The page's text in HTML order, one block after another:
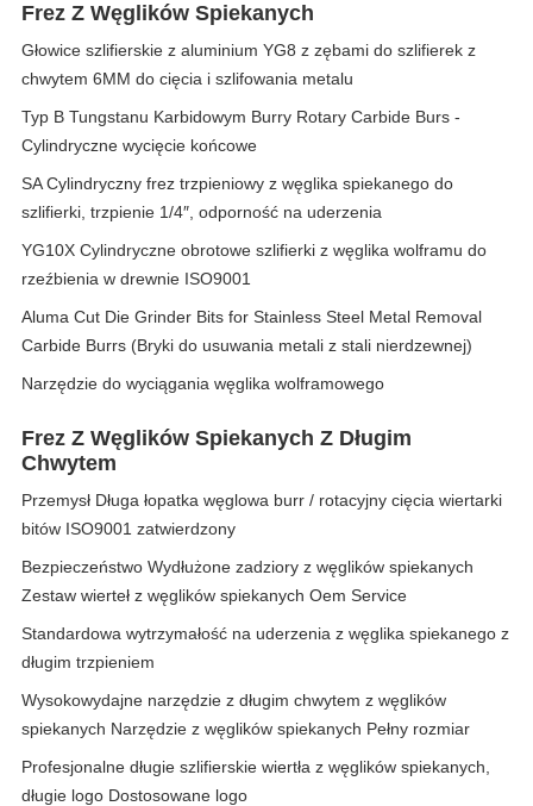
Frez Z Węglików Spiekanych
Głowice szlifierskie z aluminium YG8 z zębami do szlifierek z
chwytem 6MM do cięcia i szlifowania metalu
Typ B Tungstanu Karbidowym Burry Rotary Carbide Burs -
Cylindryczne wycięcie końcowe
SA Cylindryczny frez trzpieniowy z węglika spiekanego do
szlifierki, trzpienie 1/4″, odporność na uderzenia
YG10X Cylindryczne obrotowe szlifierki z węglika wolframu do
rzeźbienia w drewnie ISO9001
Aluma Cut Die Grinder Bits for Stainless Steel Metal Removal
Carbide Burrs (Bryki do usuwania metali z stali nierdzewnej)
Narzędzie do wyciągania węglika wolframowego
Frez Z Węglików Spiekanych Z Długim
Chwytem
Przemysł Długa łopatka węglowa burr / rotacyjny cięcia wiertarki
bitów ISO9001 zatwierdzony
Bezpieczeństwo Wydłużone zadziory z węglików spiekanych
Zestaw wierteł z węglików spiekanych Oem Service
Standardowa wytrzymałość na uderzenia z węglika spiekanego z
długim trzpieniem
Wysokowydajne narzędzie z długim chwytem z węglików
spiekanych Narzędzie z węglików spiekanych Pełny rozmiar
Profesjonalne długie szlifierskie wiertła z węglików spiekanych,
długie logo Dostosowane logo